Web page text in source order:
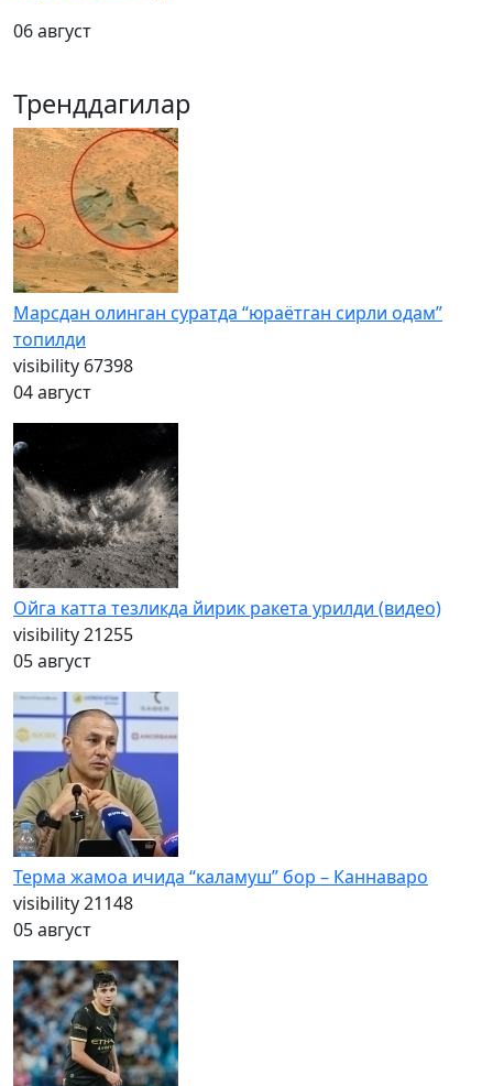
06 август
Тренддагилар
Марсдан олинган суратда “юраётган сирли одам”
топилди
visibility 67398
04 август
Ойга катта тезликда йирик ракета урилди (видео)
visibility21255
05 август
Терма жамоа ичида “каламуш” бор – Каннаваро
visibility21148
05 август